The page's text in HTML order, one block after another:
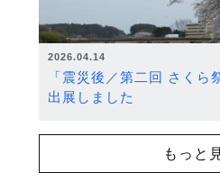
2026.04.14
「震災後／第二回 さくら
出展しました
もっと